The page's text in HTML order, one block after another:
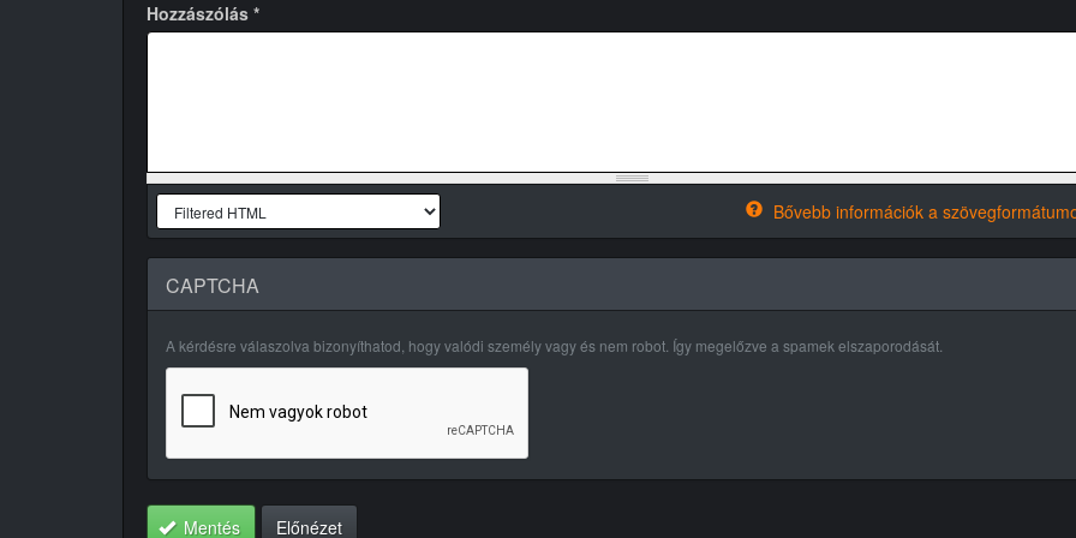
Hozzászólás *
Bővebb információk a
CAPTCHA
A kérdésre válaszolva bizonyíthatod, hogy valódi személy vagy és nem robot. Így megelőzve a spamek elszaporodását.
Mentés Előnézet